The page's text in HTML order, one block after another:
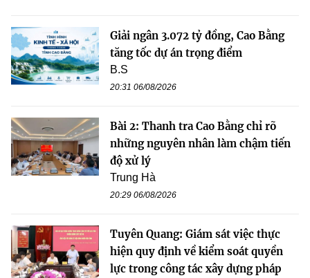
Giải ngân 3.072 tỷ đồng, Cao Bằng
tăng tốc dự án trọng điểm
B.S
20:31 06/08/2026
Bài 2: Thanh tra Cao Bằng chỉ rõ
những nguyên nhân làm chậm tiến
độ xử lý
Trung Hà
20:29 06/08/2026
Tuyên Quang: Giám sát việc thực
hiện quy định về kiểm soát quyền
lực trong công tác xây dựng pháp